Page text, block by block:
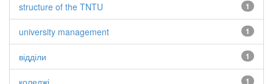
1
structure of the TNTU
1
university management
1
відділи
1
коледжі